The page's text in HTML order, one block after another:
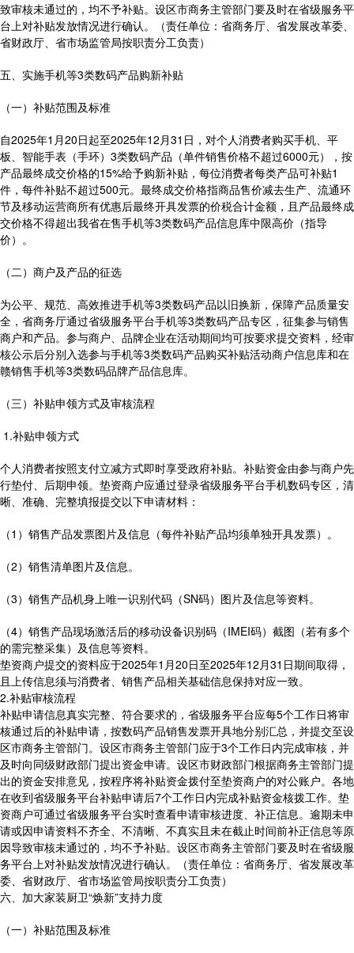
致审核未通过的，均不予补贴。设区市商务主管部门要及时在省级服务平
台上对补贴发放情况进行确认。（责任单位：省商务厅、省发展改革委、
省财政厅、省市场监管局按职责分工负责）
五、实施手机等3类数码产品购新补贴
（一）补贴范围及标准
自2025年1月20日起至2025年12月31日，对个人消费者购买手机、平
板、智能手表（手环）3类数码产品（单件销售价格不超过6000元），按
产品最终成交价格的15%给予购新补贴，每位消费者每类产品可补贴1
件，每件补贴不超过500元。最终成交价格指商品售价减去生产、流通环
节及移动运营商所有优惠后最终开具发票的价税合计金额，且产品最终成
交价格不得超出我省在售手机等3类数码产品信息库中限高价（指导
价）。
（二）商户及产品的征选
为公平、规范、高效推进手机等3类数码产品以旧换新，保障产品质量安
全，省商务厅通过省级服务平台手机等3类数码产品专区，征集参与销售
商户和产品。参与商户、品牌企业在活动期间均可按要求提交资料，经审
核公示后分别入选参与手机等3类数码产品购买补贴活动商户信息库和在
赣销售手机等3类数码品牌产品信息库。
（三）补贴申领方式及审核流程
1.补贴申领方式
个人消费者按照支付立减方式即时享受政府补贴。补贴资金由参与商户先
行垫付、后期申领。垫资商户应通过登录省级服务平台手机数码专区，清
晰、准确、完整填报提交以下申请材料：
（1）销售产品发票图片及信息（每件补贴产品均须单独开具发票）。
（2）销售清单图片及信息。
（3）销售产品机身上唯一识别代码（SN码）图片及信息等资料。
（4）销售产品现场激活后的移动设备识别码（IMEI码）截图（若有多个
的需完整采集）及信息等资料。
垫资商户提交的资料应于2025年1月20日至2025年12月31日期间取得，
且上传信息须与消费者、销售产品相关基础信息保持对应一致。
2.补贴审核流程
补贴申请信息真实完整、符合要求的，省级服务平台应每5个工作日将审
核通过后的补贴申请，按数码产品销售发票开具地分别汇总，并提交至设
区市商务主管部门。设区市商务主管部门应于3个工作日内完成审核，并
及时向同级财政部门提出资金申请。设区市财政部门根据商务主管部门提
出的资金安排意见，按程序将补贴资金拨付至垫资商户的对公账户。各地
在收到省级服务平台补贴申请后7个工作日内完成补贴资金核拨工作。垫
资商户可通过省级服务平台实时查看申请审核进度、补正信息。逾期未申
请或因申请资料不齐全、不清晰、不真实且未在截止时间前补正信息等原
因导致审核未通过的，均不予补贴。设区市商务主管部门要及时在省级服
务平台上对补贴发放情况进行确认。（责任单位：省商务厅、省发展改革
委、省财政厅、省市场监管局按职责分工负责）
六、加大家装厨卫“焕新”支持力度
（一）补贴范围及标准